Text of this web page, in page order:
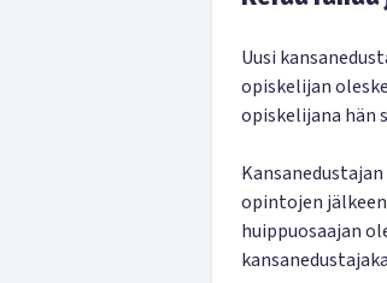
Uusi
opiskelijan
opiskelijana hän
opintojen
huippuosaajan